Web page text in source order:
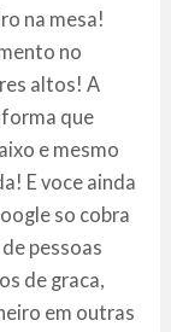
na mesa!
no
altos! A
que
e mesmo
E voce ainda
so cobra
pessoas
de graca,
em outras